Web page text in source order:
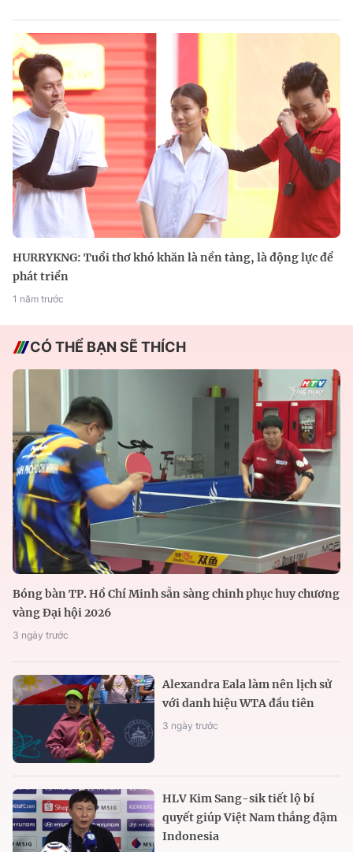
HURRYKNG: Tuổi thơ khó khăn là nền tảng, là động lực để
phát triển
1 năm trước
CÓ THỂ BẠN SẼ THÍCH
Bóng bàn TP. Hồ Chí Minh sẵn sàng chinh phục huy chương
vàng Đại hội 2026
3 ngày trước
Alexandra Eala làm nên lịch sử
với danh hiệu WTA đầu tiên
3 ngày trước
HLV Kim Sang-sik tiết lộ bí
quyết giúp Việt Nam thắng đậm
Indonesia